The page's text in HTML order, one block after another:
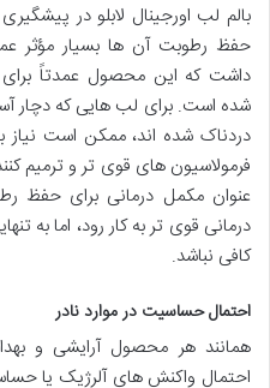
بالم لب اورجینال لابلو در
حفظ رطوبت آن ها بسیار مؤثر
داشت که این محصول عمدتاً برای
شده است. برای لب هایی که دچار
دردناک شده اند، ممکن است
فرمولاسیون های قوی تر و ترمیم
عنوان مکمل درمانی برای حفظ
درمانی قوی تر به کار رود، اما به
کافی نباشد.
احتمال حساسیت در موارد نادر
همانند هر محصول آرایشی و
احتمال واکنش های آلرژیک یا